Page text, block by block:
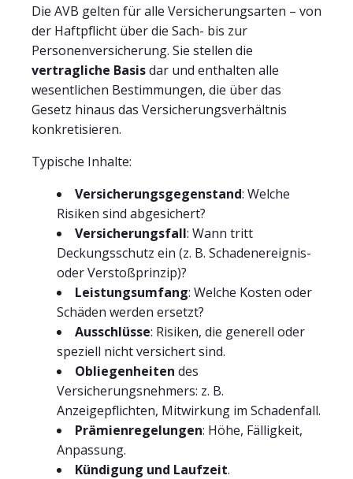
Die AVB gelten für alle Versicherungsarten – von
der Haftpflicht über die Sach- bis zur
Personenversicherung. Sie stellen die
vertragliche Basisdar und enthalten alle
wesentlichen Bestimmungen, die über das
Gesetz hinaus das Versicherungsverhältnis
konkretisieren.
Typische Inhalte:
Versicherungsgegenstand: Welche
Risiken sind abgesichert?
Versicherungsfall: Wann tritt
Deckungsschutz ein (z. B. Schadenereignis-
oder Verstoßprinzip)?
Leistungsumfang: Welche Kosten oder
Schäden werden ersetzt?
Ausschlüsse: Risiken, die generell oder
speziell nicht versichert sind.
Obliegenheiten des
Versicherungsnehmers: z. B.
Anzeigepflichten, Mitwirkung im Schadenfall.
Prämienregelungen: Höhe, Fälligkeit,
Anpassung.
Kündigung und Laufzeit.